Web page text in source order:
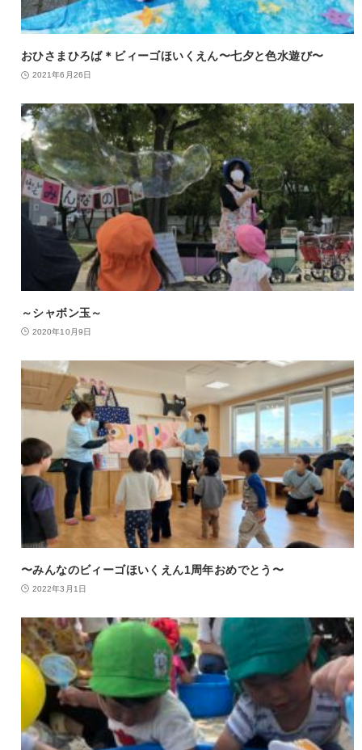
おひさまひろば＊ビィーゴほいくえん〜七夕と色水遊び〜
2021年6月26日
～シャボン玉～
2020年10月9日
〜みんなのビィーゴほいくえん1周年おめでとう〜
2022年3月1日